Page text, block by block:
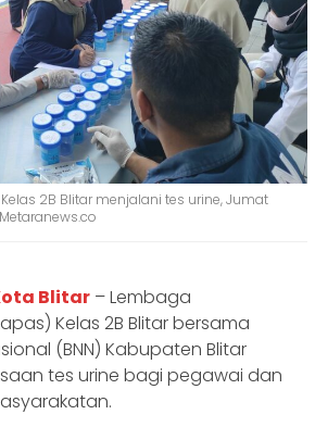
2B Blitar menjalani tes urine, Jumat
Blitar – Lembaga
Kelas 2B Blitar bersama
(BNN) Kabupaten Blitar
tes urine bagi pegawai dan